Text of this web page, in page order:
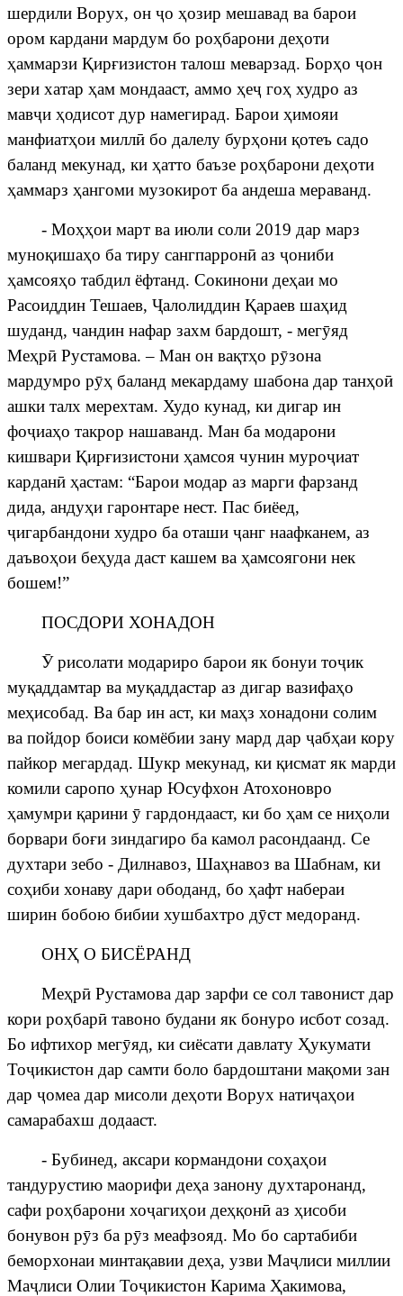
шердили Ворух, он ҷо ҳозир мешавад ва барои
ором кардани мардум бо роҳбарони деҳоти
ҳаммарзи Қирғизистон талош меварзад. Борҳо ҷон
зери хатар ҳам мондааст, аммо ҳеҷ гоҳ худро аз
мавҷи ҳодисот дур намегирад. Барои ҳимояи
манфиатҳои миллӣ бо далелу бурҳони қотеъ садо
баланд мекунад, ки ҳатто баъзе роҳбарони деҳоти
ҳаммарз ҳангоми музокирот ба андеша мераванд.
- Моҳҳои март ва июли соли 2019 дар марз
муноқишаҳо ба тиру сангпарронӣ аз ҷониби
ҳамсояҳо табдил ёфтанд. Сокинони деҳаи мо
Расоиддин Тешаев, Ҷалолиддин Қараев шаҳид
шуданд, чандин нафар захм бардошт, - мегӯяд
Меҳрӣ Рустамова. – Ман он вақтҳо рӯзона
мардумро рӯҳ баланд мекардаму шабона дар танҳоӣ
ашки талх мерехтам. Худо кунад, ки дигар ин
фоҷиаҳо такрор нашаванд. Ман ба модарони
кишвари Қирғизистони ҳамсоя чунин муроҷиат
карданӣ ҳастам: “Барои модар аз марги фарзанд
дида, андуҳи гаронтаре нест. Пас биёед,
ҷигарбандони худро ба оташи ҷанг наафканем, аз
даъвоҳои беҳуда даст кашем ва ҳамсоягони нек
бошем!”
ПОСДОРИ ХОНАДОН
Ӯрисолати модариро барои як бонуи тоҷик
муқаддамтар ва муқаддастар аз дигар вазифаҳо
меҳисобад. Ва бар ин аст, ки маҳз хонадони солим
ва пойдор боиси комёбии зану мард дар ҷабҳаи кору
пайкор мегардад. Шукр мекунад, ки қисмат як марди
комили саропо ҳунар Юсуфхон Атохоновро
ҳамумри қарини ӯ гардондааст, ки бо ҳам се ниҳоли
борвари боғи зиндагиро ба камол расондаанд. Се
духтари зебо - Дилнавоз, Шаҳнавоз ва Шабнам, ки
соҳиби хонаву дари ободанд, бо ҳафт набераи
ширин бобою бибии хушбахтро дӯст медоранд.
ОНҲ О БИСЁРАНД
МеҳрӣРустамова дар зарфи се сол тавонист дар
кори роҳбарӣ тавоно будани як бонуро исбот созад.
Бо ифтихор мегӯяд, ки сиёсати давлату Ҳукумати
Тоҷикистон дар самти боло бардоштани мақоми зан
дар ҷомеа дар мисоли деҳоти Ворух натиҷаҳои
самарабахш додааст.
- Бубинед, аксари кормандони соҳаҳои
тандурустию маорифи деҳа занону духтаронанд,
сафи роҳбарони хоҷагиҳои деҳқонӣ аз ҳисоби
бонувон рӯз ба рӯз меафзояд. Мо бо сартабиби
беморхонаи минтақавии деҳа, узви Маҷлиси миллии
Маҷлиси Олии Тоҷикистон Карима Ҳакимова,